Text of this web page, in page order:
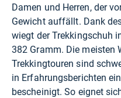
Damen und Herren, der
Gewicht auffällt. Dank
wiegt der Trekkingschuh
382 Gramm. Die meisten
Trekkingtouren sind
in Erfahrungsberichten
bescheinigt. So eignet